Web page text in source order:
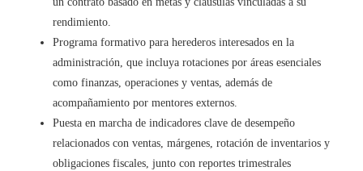
rendimiento.
Programa formativo para herederos interesados en la
administración, que incluya rotaciones por áreas esenciales
como finanzas, operaciones y ventas, además de
acompañamiento por mentores externos.
Puesta en marcha de indicadores clave de desempeño
relacionados con ventas, márgenes, rotación de inventarios y
obligaciones fiscales, junto con reportes trimestrales